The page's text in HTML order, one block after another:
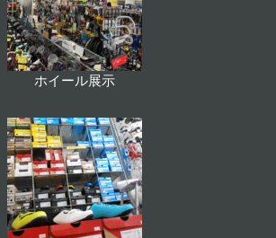
ホイール展示